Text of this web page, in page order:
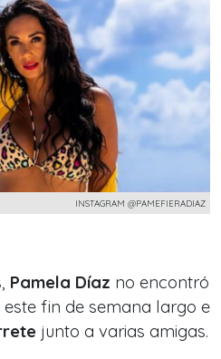
INSTAGRAM @PAMEFIERADIAZ
Pamela Díaz no encontró
fin de semana largo e
junto a varias amigas.